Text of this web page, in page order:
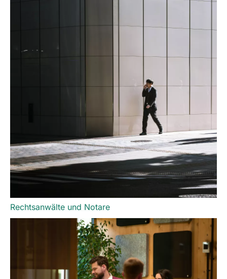
Rechtsanwälte und Notare